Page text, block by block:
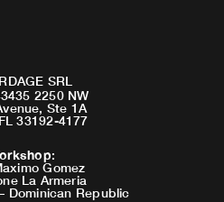
SRL
2250 NW
Ste 1A
33192-4177
:
Gomez
La Armeria
Dominican Republic